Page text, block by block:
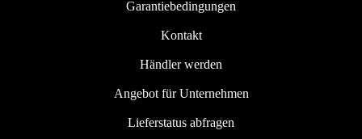
Garantiebedingungen
Kontakt
Händler werden
Angebot für Unternehmen
Lieferstatus abfragen